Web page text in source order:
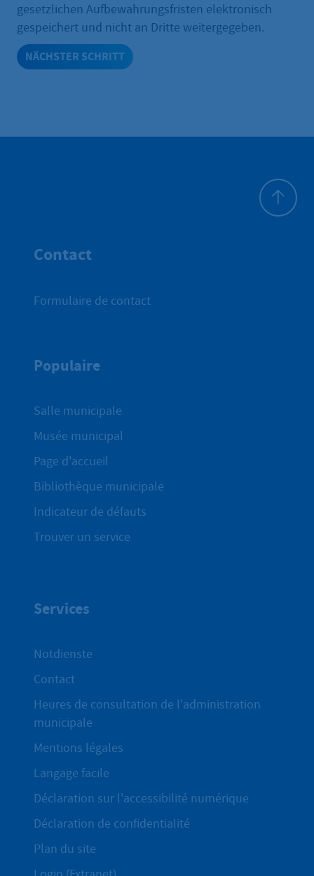
gesetzlichen Aufbewahrungsfristen elektronisch
gespeichert und nicht an Dritte weitergegeben.
NÄCHSTER SCHRITT
Contact
Formulaire de contact
Populaire
Salle municipale
Musée municipal
Page d'accueil
Bibliothèque municipale
Indicateur de défauts
Trouver un service
Services
Notdienste
Contact
Heures de consultation de l'administration
municipale
Mentions légales
Langage facile
Déclaration sur l'accessibilité numérique
Déclaration de confidentialité
Plan du site